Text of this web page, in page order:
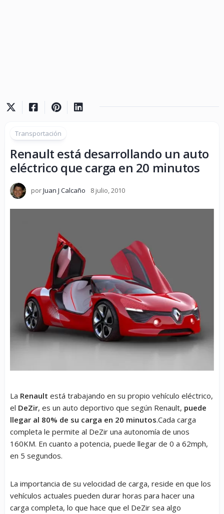
Transportación
Renault está desarrollando un auto
eléctrico que carga en 20 minutos
porJuan J Calcaño 8 julio, 2010
La Renault está trabajando en su propio vehículo eléctrico,
el DeZir, es un auto deportivo que según Renault, puede
llegar al 80% de su carga en 20 minutos.Cada carga
completa le permite al DeZir una autonomía de unos
160KM. En cuanto a potencia, puede llegar de 0 a 62mph,
en 5 segundos.
La importancia de su velocidad de carga, reside en que los
vehículos actuales pueden durar horas para hacer una
carga completa, lo que hace que el DeZir sea algo